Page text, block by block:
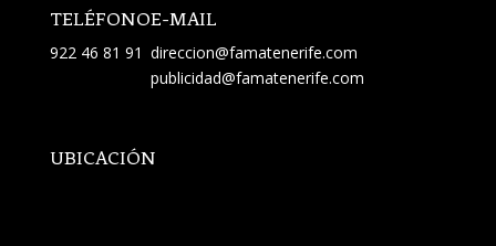
TELÉFONO
922 46 81 91
E-MAIL
direccion@famatenerife.com
publicidad@famatenerife.com
UBICACIÓN